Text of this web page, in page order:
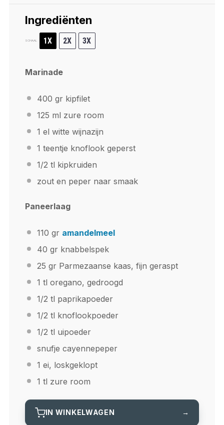
Ingrediënten
SCHAAL 1X 2X 3X
Marinade
400 gr kipfilet
125 ml zure room
1 el witte wijnazijn
1 teentje knoflook geperst
1/2 tl kipkruiden
zout en peper naar smaak
Paneerlaag
110 gr amandelmeel
40 gr knabbelspek
25 gr Parmezaanse kaas, fijn geraspt
1 tl oregano, gedroogd
1/2 tl paprikapoeder
1/2 tl knoflookpoeder
1/2 tl uipoeder
snufje cayennepeper
1 ei, loskgeklopt
1 tl zure room
IN WINKELWAGEN →